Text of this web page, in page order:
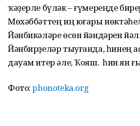
ҡәҙерле бүләк – ғүмереңде
Мөхәббәттең иң юғары
Йәнбикәләре өсөн йәндәрен
Йәнбирҙеләр тыуғанда, һинең
дауам итер әле, Ҡояш. Ә һин ян
Фото:phonoteka.org